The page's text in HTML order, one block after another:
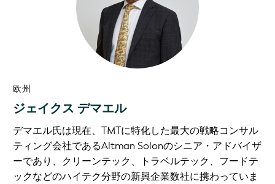
欧州
ジェイクス デマエル
デマエル氏は現在、TMTに特化した最大の戦略コンサル
ティング会社であるAltman Solonのシニア・アドバイザ
ーであり、クリーンテック、トラベルテック、フードテ
ックなどのハイテク分野の新興企業数社に携わっていま